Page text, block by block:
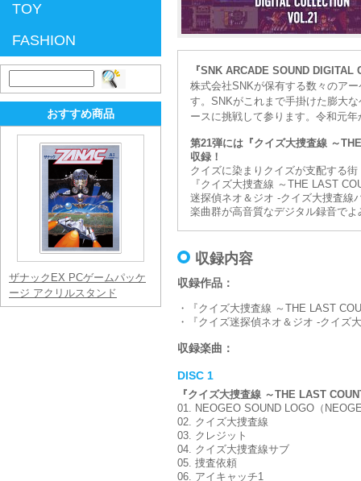
『SNK ARCADE SOUND
株式会社SNKが保有する数々のア
す。SNKがこれまで手掛けた膨大
ースに挑戦して参ります。令和元
第21弾には『クイズ大捜査線 ～
収録！
クイズに染まりクイズが支配する
『クイズ大捜査線 ～THE LAST
迷探偵ネオ＆ジオ -クイズ大捜査線
楽曲群が高音質なデジタル録音で
収録内容
収録作品：
・『クイズ大捜査線 ～THE LAST
・『クイズ迷探偵ネオ＆ジオ -クイズ
収録楽曲：
DISC 1
『クイズ大捜査線 ～THE LAST
01. NEOGEO SOUND LOGO（
02. クイズ大捜査線
03. クレジット
04. クイズ大捜査線サブ
05. 捜査依頼
06. アイキャッチ1
TOY
FASHION
索:
おすすめ商品
ザナックEX PCゲームパッケ
ージ アクリルスタンド